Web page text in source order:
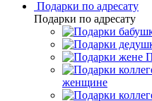
Подарки по адресату
Подарки по адресату
женщине